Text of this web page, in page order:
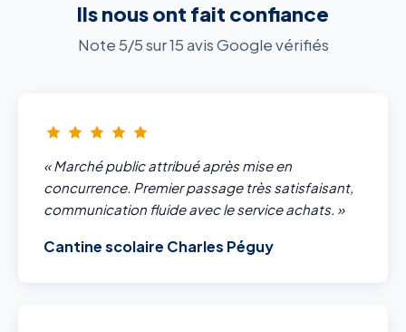
Ils nous ont fait confiance
Note 5/5 sur 15 avis Google vérifiés
« Marché public attribué après mise en
concurrence. Premier passage très satisfaisant,
communication fluide avec le service achats. »
Cantine scolaire Charles Péguy